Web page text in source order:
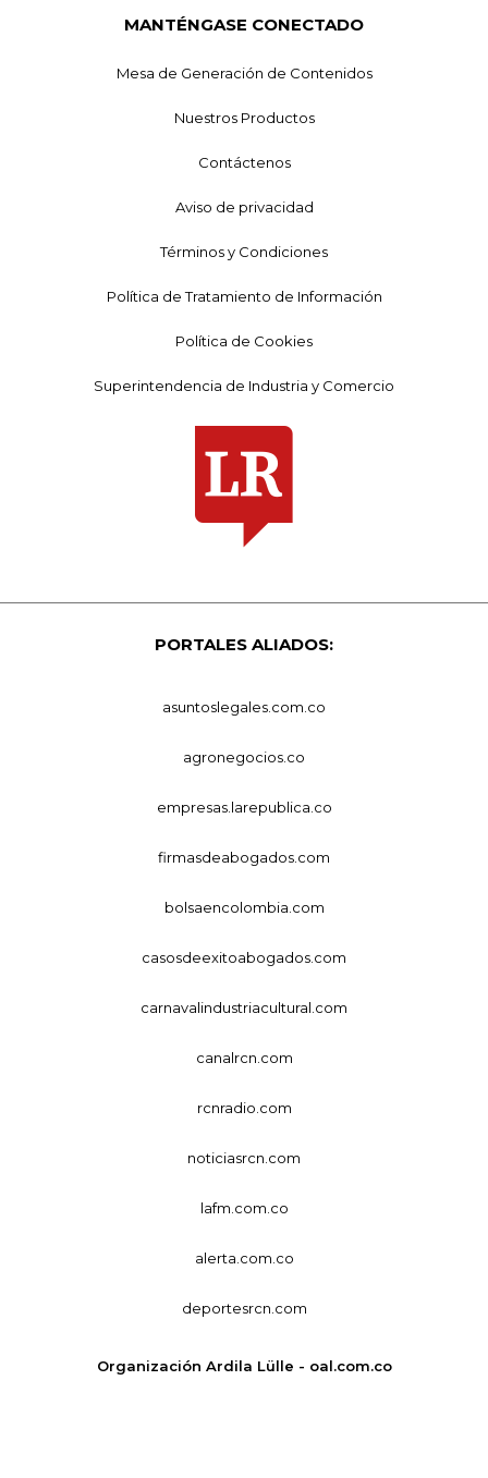
MANTÉNGASE CONECTADO
Mesa de Generación de Contenidos
Nuestros Productos
Contáctenos
Aviso de privacidad
Términos y Condiciones
Política de Tratamiento de Información
Política de Cookies
Superintendencia de Industria y Comercio
PORTALES ALIADOS:
asuntoslegales.com.co
agronegocios.co
empresas.larepublica.co
firmasdeabogados.com
bolsaencolombia.com
casosdeexitoabogados.com
carnavalindustriacultural.com
canalrcn.com
rcnradio.com
noticiasrcn.com
lafm.com.co
alerta.com.co
deportesrcn.com
Organización Ardila Lülle - oal.com.co